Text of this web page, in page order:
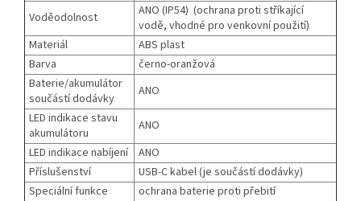
Voděodolnost
ANO (IP54) (ochrana proti stříkající
vodě, vhodné pro venkovní použití)
Materiál
ABS plast
Barva
černo-oranžová
Baterie/akumulátor
součástí dodávky
ANO
LED indikace stavu
akumulátoru
ANO
LED indikace nabíjení
ANO
Příslušenství
USB-C kabel (je součástí dodávky)
Speciální funkce
ochrana baterie proti přebití